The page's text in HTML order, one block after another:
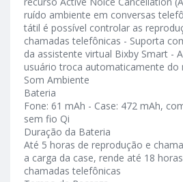
ruído ambiente em conversas
tátil é possível controlar as
chamadas telefônicas - Suporta
da assistente virtual Bixby Smart -
usuário troca automaticamente do
Som Ambiente
Bateria
Fone: 61 mAh - Case: 472 mAh,
sem fio Qi
Duração da Bateria
Até 5 horas de reprodução e
a carga da case, rende até 18
chamadas telefônicas